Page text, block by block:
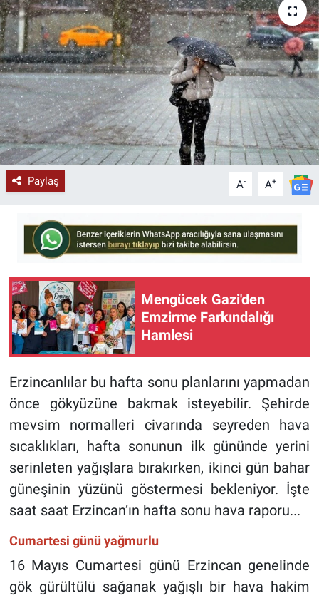
Paylaş A- A+
Mengücek Gazi'den
Emzirme Farkındalığı
Hamlesi
Erzincanlılar bu hafta sonu planlarını yapmadan
önce gökyüzüne bakmak isteyebilir. Şehirde
mevsim normalleri civarında seyreden hava
sıcaklıkları, hafta sonunun ilk gününde yerini
serinleten yağışlara bırakırken, ikinci gün bahar
güneşinin yüzünü göstermesi bekleniyor. İşte
saat saat Erzincan’ın hafta sonu hava raporu...
Cumartesi günü yağmurlu
16 Mayıs Cumartesi günü Erzincan genelinde
gök gürültülü sağanak yağışlı bir hava hakim
SPOR
YAŞAM
RESMİ İLAN